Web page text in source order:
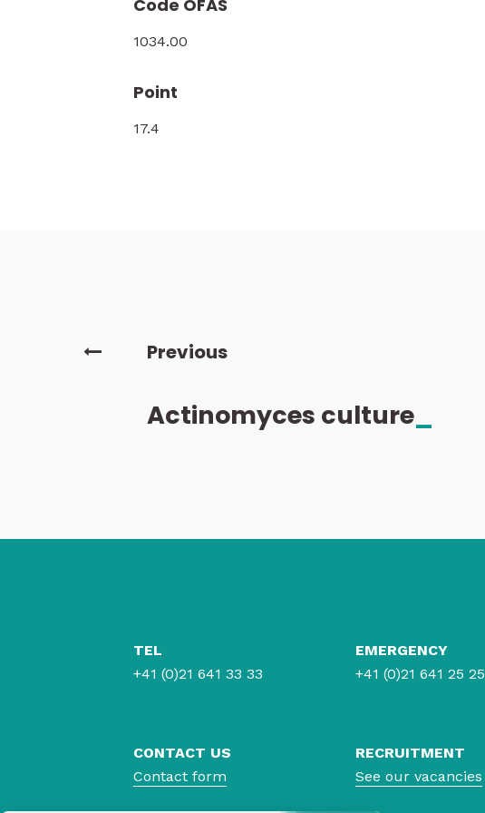
Code OFAS
1034.00
Point
17.4
Previous
Actinomyces culture
TEL
+41 (0)21 641 33 33
EMERGENCY
+41 (0)21 641 25 25
CONTACT US
Contact form
RECRUITMENT
See our vacancies